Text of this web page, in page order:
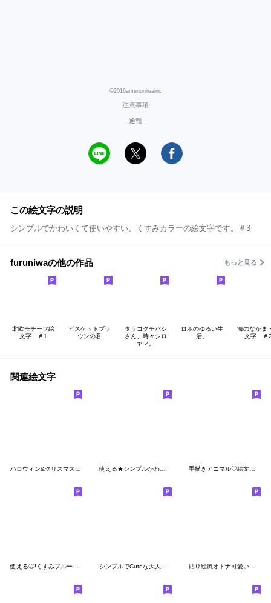
©2016amenoniwainc
注意事項
通報
この絵文字の説明
シンプルでかわいくて使いやすい、くすみカラーの絵文字です。＃3
furuniwaの他の作品 もっと見る
北欧モチーフ絵
文字 ＃1
ビスケットブラ
ウンの君
タラコクチバシ
さん、時々シロ
ヤマ。
ロボのゆるい生
活。
海のなかま
文字 ＃
関連絵文字
手描きアニマル♡絵文字【冬】
使える◎!くすみブルーのゆるーり絵文字☺︎ シンプルでCuteな大人♡絵文字 貼り絵風オトナ可愛いレディ♡絵文字